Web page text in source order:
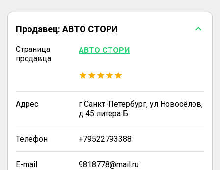
Продавец: АВТО СТОРИ
Страница
продавца
АВТО СТОРИ
Адрес
г Санкт-Петербург, ул Новосёлов,
д 45 литера Б
Телефон +79522793388
E-mail 9818778@mail.ru